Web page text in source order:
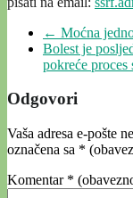
← Moćna
Bolest je
pokreće proces
Odgovori
Vaša adresa e-pošte
označena sa *
Komentar *